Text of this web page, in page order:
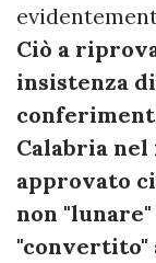
Ciò a
insistenza
Calabria
approvato
non
"convertito"